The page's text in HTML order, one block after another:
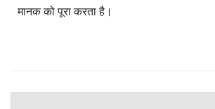
मानक को पूरा करता है।